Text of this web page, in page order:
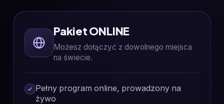
Pakiet ONLINE
Możesz dołączyć z dowolnego miejsca
na świecie.
Pełny program online, prowadzony na
żywo